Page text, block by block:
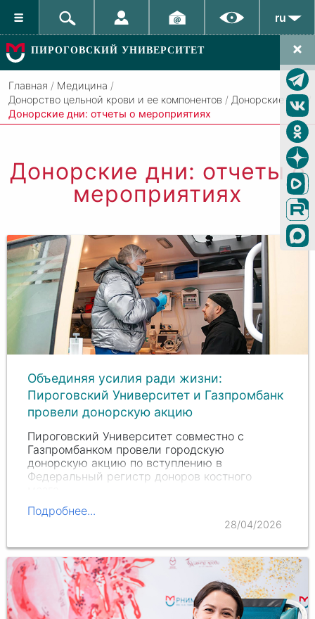
ru
ПИРОГОВСКИЙ УНИВЕРСИТЕТ
Главная / Медицина /
Донорство цельной крови и ее компонентов / Донорские дни /
Донорские дни: отчеты о мероприятиях
Донорские дни: отчеты о
мероприятиях
Объединяя усилия ради жизни:
Пироговский Университет и Газпромбанк
провели донорскую акцию
Пироговский Университет совместно с
Газпромбанком провели городскую
донорскую акцию по вступлению в
Федеральный регистр доноров костного
Подробнее...
28/04/2026